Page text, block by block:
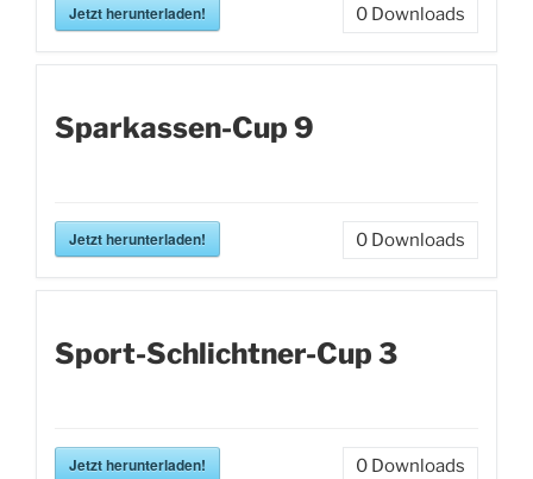
Jetzt herunterladen! 0 Downloads
Sparkassen-Cup 9
Jetzt herunterladen! 0 Downloads
Sport-Schlichtner-Cup 3
Jetzt herunterladen! 0 Downloads